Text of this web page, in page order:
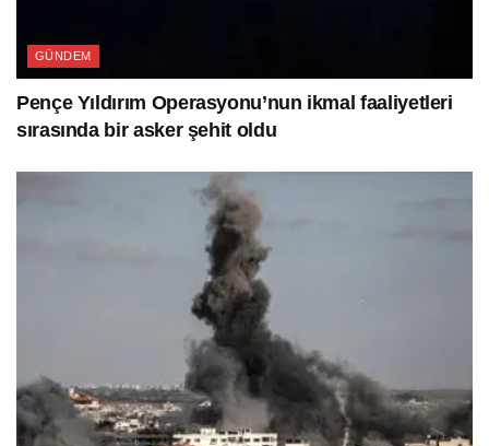
GÜNDEM
Pençe Yıldırım Operasyonu’nun ikmal faaliyetleri
sırasında bir asker şehit oldu